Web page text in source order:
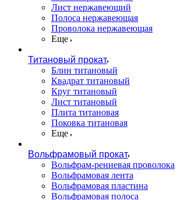
Лист нержавеющий
Полоса нержавеющая
Проволока нержавеющая
Еще
Титановый прокат
Блин титановый
Квадрат титановый
Круг титановый
Лист титановый
Плита титановая
Поковка титановая
Еще
Вольфрамовый прокат
Вольфрам-рениевая проволока
Вольфрамовая лента
Вольфрамовая пластина
Вольфрамовая полоса